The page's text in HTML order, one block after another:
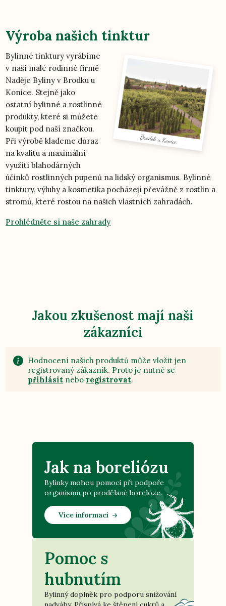
Výroba našich tinktur
Bylinné tinktury vyrábíme
v naší malé rodinné firmě
Naděje Byliny v Brodku u
Konice. Stejně jako
ostatní bylinné a rostlinné
produkty, které si můžete
koupit pod naší značkou.
Při výrobě klademe důraz
na kvalitu a maximální
využití blahodárných
účinků rostlinných pupenů na lidský organismus. Bylinné
tinktury, výluhy a kosmetika pocházejí převážně z rostlin a
stromů, které rostou na našich vlastních zahradách.
Prohlédněte si naše zahrady
Jak na boreliózu
Bylinky mohou pomoci při podpoře
organismu po prodělané borelóze.
Více informací
Pomoc s
hubnutím
Bylinný doplněk pro podporu snižování
Jakou zkušenost mají naši
zákazníci
Hodnocení našich produktů může vložit jen
registrovaný zákazník. Proto je nutné se
přihlásit nebo registrovat.